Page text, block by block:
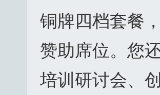
铜牌四档套餐
赞助席位。您
培训研讨会、